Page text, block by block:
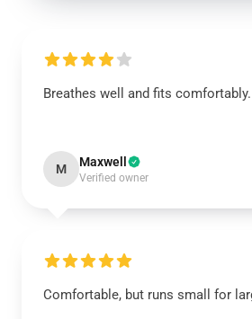
Breathes well and fits
M Maxwell
Verified owner
Comfortable, but runs small for